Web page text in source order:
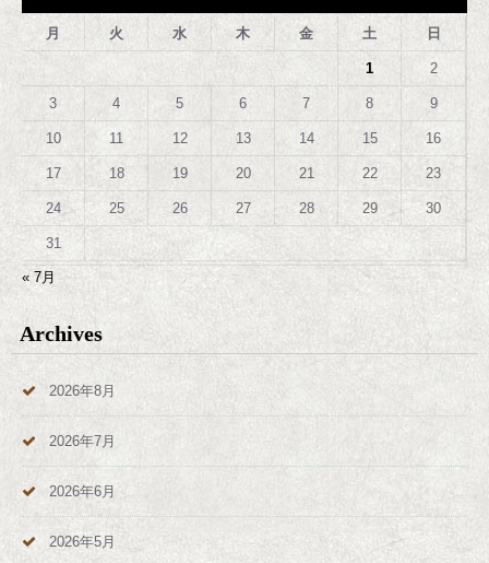
月 火 水 木 金 土 日
1 2
3 4 5 6 7 8 9
10 11 12 13 14 15 16
17 18 19 20 21 22 23
24 25 26 27 28 29 30
31
« 7月
Archives
2026年8月
2026年7月
2026年6月
2026年5月